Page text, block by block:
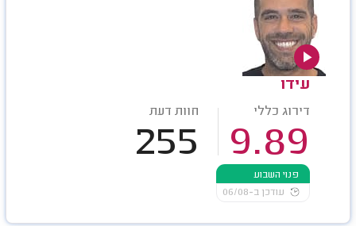
עידו
דירוג כללי
9.89
חוות דעת
255
פנוי השבוע
עודכן ב-06/08